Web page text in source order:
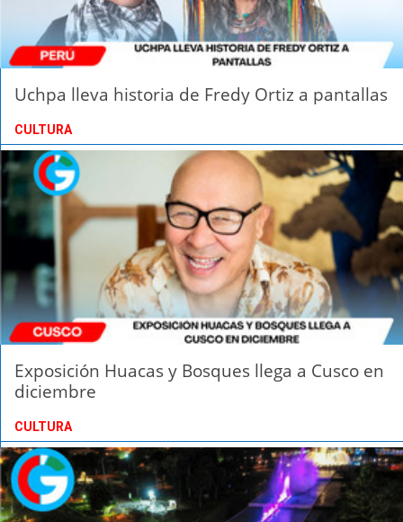
Uchpa lleva historia de Fredy Ortiz a pantallas
CULTURA
Exposición Huacas y Bosques llega a Cusco en
diciembre
CULTURA